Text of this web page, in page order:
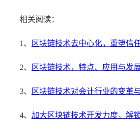
相关阅读：
1、 区块链技术去中心化，重塑信
2、 区块链技术，特点、应用与发
3、 区块链技术对会计行业的变革
4、 加大区块链技术开发力度，解